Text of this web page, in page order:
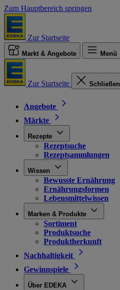
Zum Hauptbereich springen
Zur Startseite
Markt & Angebote Menü
Zur Startseite Schließen
Angebote
Märkte
Rezepte
Rezeptsuche
Rezeptsammlungen
Wissen
Bewusste Ernährung
Ernährungsformen
Lebensmittelwissen
Marken & Produkte
Sortiment
Produktsuche
Produktherkunft
Nachhaltigkeit
Gewinnspiele
Über EDEKA